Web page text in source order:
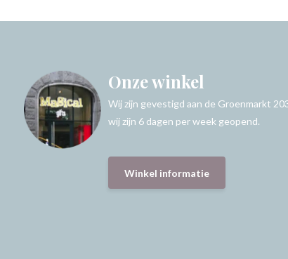
Onze winkel
Wij zijn gevestigd aan de Groenmarkt
wij zijn 6 dagen per week geopend.
Winkel informatie